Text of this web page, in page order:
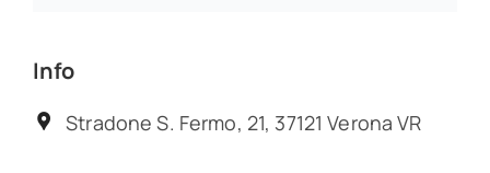
Info
Stradone S. Fermo, 21, 37121 Verona VR